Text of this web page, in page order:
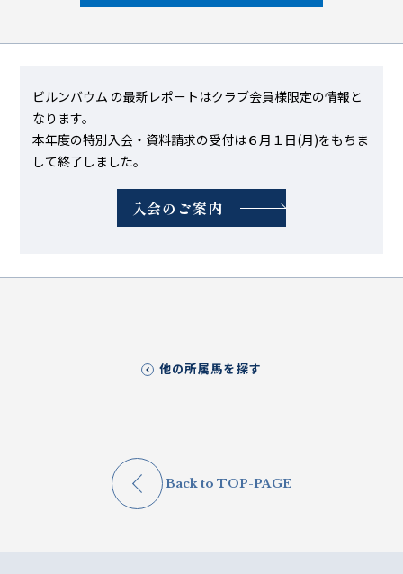
ビルンバウム の最新レポートはクラブ会員様限定の情報と
なります。
本年度の特別入会・資料請求の受付は６月１日(月)をもちま
して終了しました。
入会のご案内
他の所属馬を探す
Back to TOP-PAGE